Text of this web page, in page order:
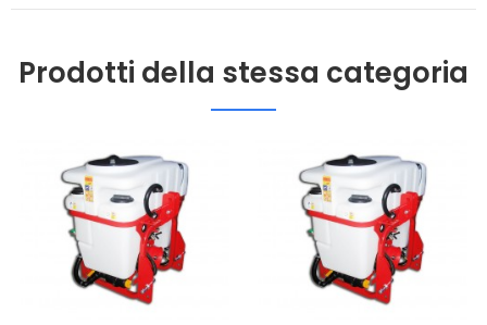
Prodotti della stessa categoria